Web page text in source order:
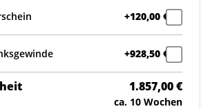
+120,00 €
+928,50 €
1.857,00 €
ca. 10 Wochen